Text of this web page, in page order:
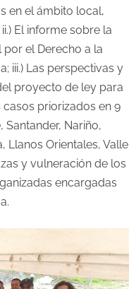
en el ámbito local,
El informe sobre la
el Derecho a la
iii.) Las perspectivas y
proyecto de ley para
priorizados en 9
Santander, Nariño,
Llanos Orientales, Valle
y vulneración de los
encargadas